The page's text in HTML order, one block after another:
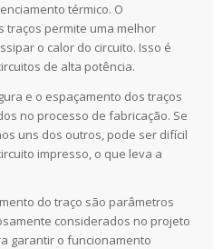
térmico. O
traços permite uma melhor
o calor do circuito. Isso é
de alta potência.
e o espaçamento dos traços
no processo de fabricação. Se
uns dos outros, pode ser difícil
impresso, o que leva a
do traço são parâmetros
considerados no projeto
garantir o funcionamento